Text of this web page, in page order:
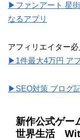
▶ファンアート 星
なるアプリ
アフィリエイター必
▶1件最大4万円 ア
▶SEO対策 ブログ
新作公式ゲー
世界生活